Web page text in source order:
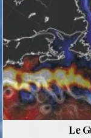
Le